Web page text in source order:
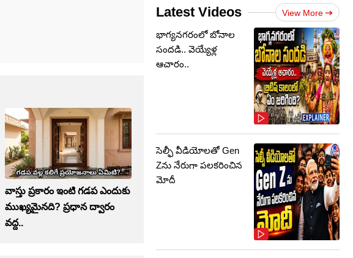
వాస్తు ప్రకారం ఇంటి గడప ఎందుకు
ముఖ్యమైనది? ప్రధాన ద్వారం
వద్ద..
Latest Videos View More
భాగ్యనగరంలో బోనాల
సందడి.. వెయ్యేళ్ల
ఆచారం..
సెల్ఫీ వీడియోలతో Gen
Zను నేరుగా పలకరించిన
మోదీ